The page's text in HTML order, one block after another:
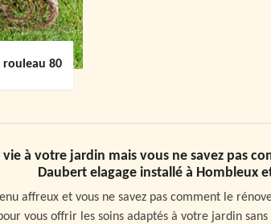
rouleau 80
à votre jardin mais vous ne savez pas
Daubert elagage installé à Hombleux
affreux et vous ne savez pas comment le
vous offrir les soins adaptés à votre jardin